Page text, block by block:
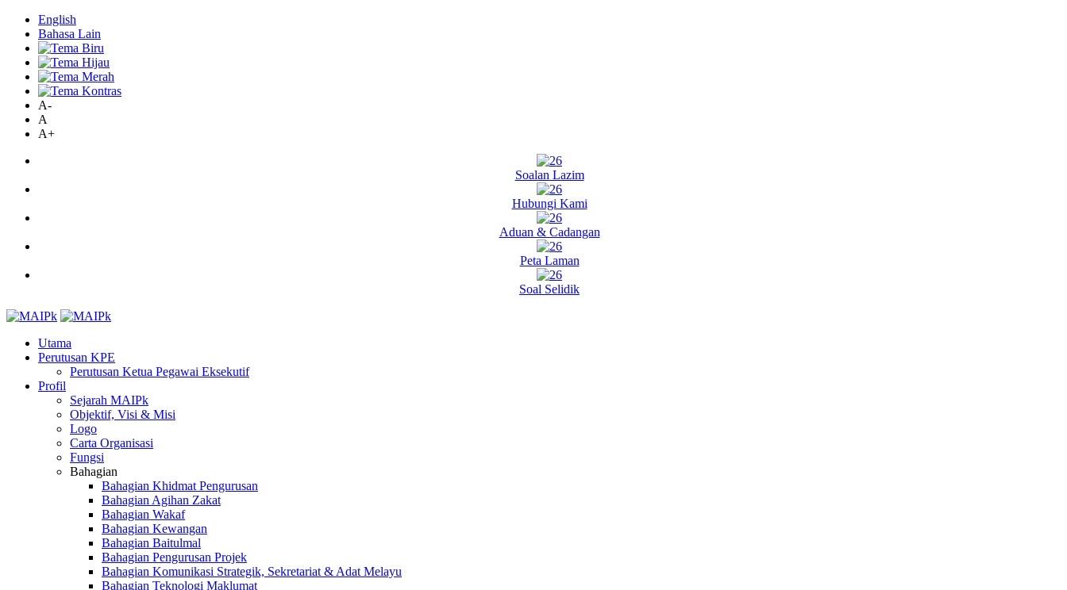
English
Bahasa Lain
A-
A
A+
Soalan Lazim
Hubungi Kami
Aduan & Cadangan
Peta Laman
Soal Selidik
Utama
Perutusan KPE
Perutusan Ketua Pegawai Eksekutif
Profil
Sejarah MAIPk
Objektif, Visi & Misi
Logo
Carta Organisasi
Fungsi
Bahagian
Bahagian Khidmat Pengurusan
Bahagian Agihan Zakat
Bahagian Wakaf
Bahagian Kewangan
Bahagian Baitulmal
Bahagian Pengurusan Projek
Bahagian Komunikasi Strategik, Sekretariat & Adat Melayu
Bahagian Teknologi Maklumat